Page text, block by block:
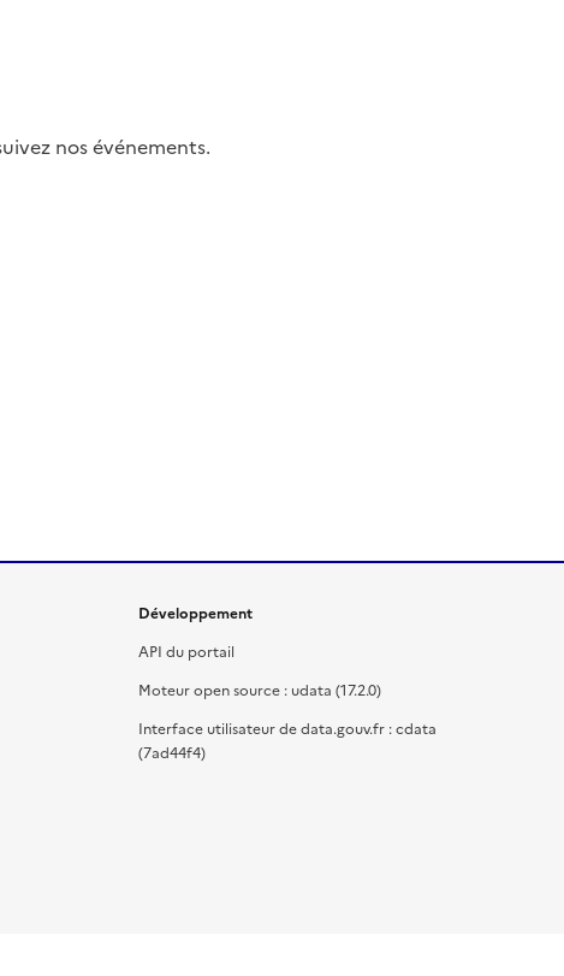
nos événements.
Développement
API du portail
Moteur open source : udata (17.2.0)
Interface utilisateur de data.gouv.fr : cdata
(7ad44f4)